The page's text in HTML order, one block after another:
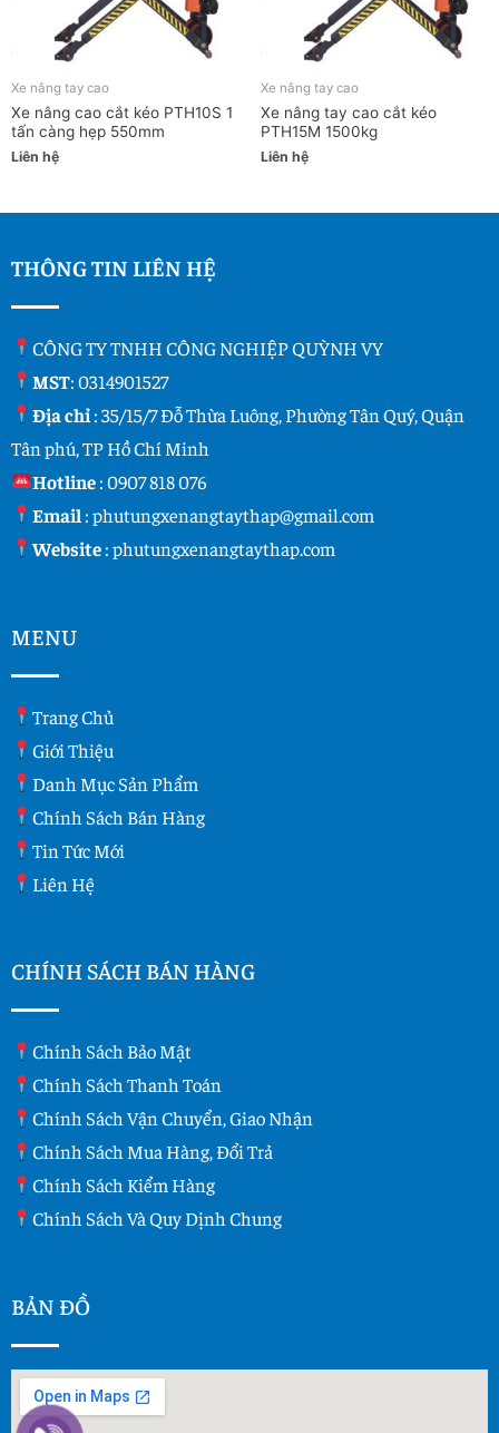
Xe nâng tay cao
Xe nâng cao cắt kéo PTH10S 1
tấn càng hẹp 550mm
Liên hệ
Xe nâng tay cao
Xe nâng tay cao cắt kéo
PTH15M 1500kg
Liên hệ
THÔNG TIN LIÊN HỆ
CÔNG TY TNHH CÔNG NGHIỆP QUỲNH VY
MST: 0314901527
Địa chỉ: 35/15/7 Đỗ Thừa Luông, Phường Tân Quý, Quận
Tân phú, TP Hồ Chí Minh
Hotline:0907 818 076
Email :phutungxenangtaythap@gmail.com
Website:phutungxenangtaythap.com
MENU
Trang Chủ
Giới Thiệu
Danh Mục Sản Phẩm
Chính Sách Bán Hàng
Tin Tức Mới
Liên Hệ
CHÍNH SÁCH BÁN HÀNG
Chính Sách Bảo Mật
Chính Sách Thanh Toán
Chính Sách Vận Chuyển, Giao Nhận
Chính Sách Mua Hàng, Đổi Trả
Chính Sách Kiểm Hàng
Chính Sách Và Quy Dịnh Chung
BẢN ĐỒ